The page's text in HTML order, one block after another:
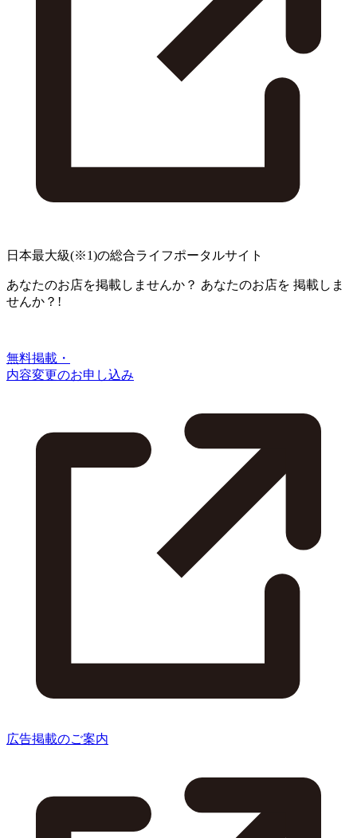
日本最大級(※1)の総合ライフポータルサイト
あなたのお店を掲載しませんか？ あなたのお店を 掲載しま
せんか？!
無料掲載・
内容変更のお申し込み
広告掲載のご案内